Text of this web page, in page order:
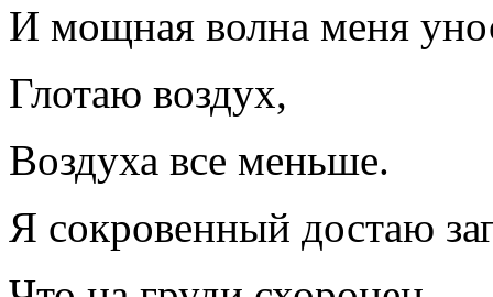
И мощная волна меня
Глотаю воздух,
Воздуха все меньше.
Я сокровенный достаю